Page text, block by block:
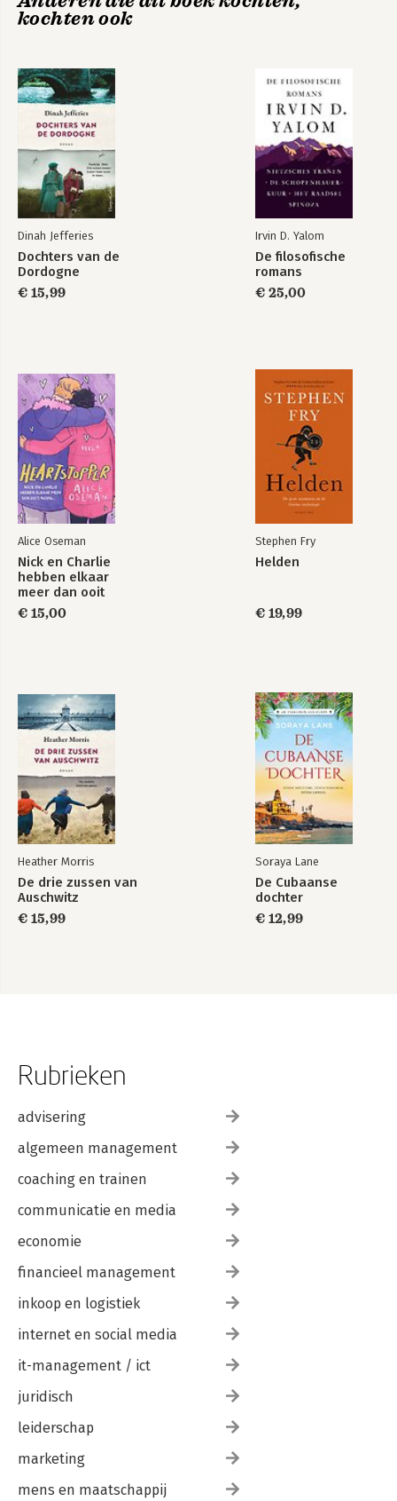
De correcties De Scharrelaar
Bekijk alle boeken
kochten ook
Dinah Jefferies
Dochters van de
Dordogne
€ 15,99
Irvin D. Yalom
De filosofische
romans
€ 25,00
Alice Oseman
Nick en Charlie
hebben elkaar
meer dan ooit
nodig…
€ 15,00
Stephen Fry
Helden
€ 19,99
Heather Morris
De drie zussen van
Auschwitz
€ 15,99
Soraya Lane
De Cubaanse
dochter
€ 12,99
Rubrieken
advisering
algemeen management
coaching en trainen
communicatie en media
economie
financieel management
inkoop en logistiek
internet en social media
it-management / ict
juridisch
leiderschap
marketing
mens en maatschappij